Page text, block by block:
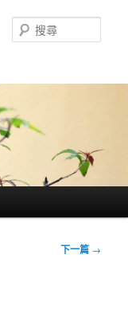
尋
下一篇 →